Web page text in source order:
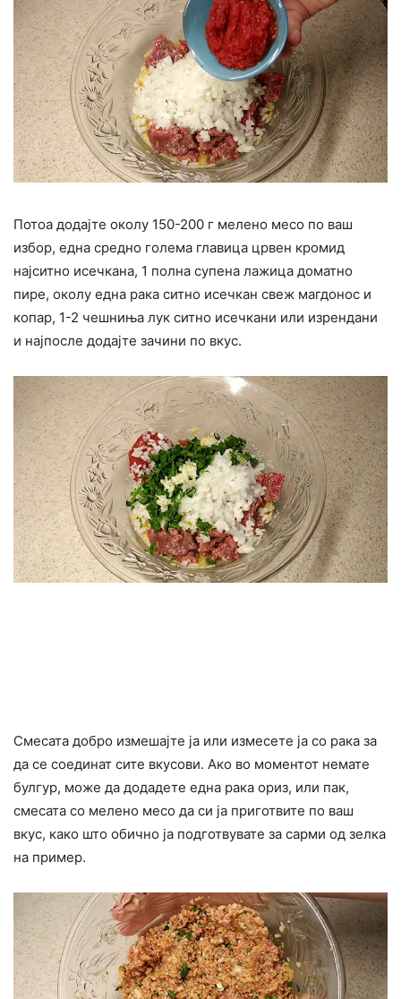
Потоа додајте околу 150-200 г мелено месо по ваш
избор, една средно голема главица црвен кромид
најситно исечкана, 1 полна супена лажица доматно
пире, околу една рака ситно исечкан свеж магдонос и
копар, 1-2 чешниња лук ситно исечкани или изрендани
и најпосле додајте зачини по вкус.
Смесата добро измешајте ја или измесете ја со рака за
да се соединат сите вкусови. Ако во моментот немате
булгур, може да додадете една рака ориз, или пак,
смесата со мелено месо да си ја приготвите по ваш
вкус, како што обично ја подготвувате за сарми од зелка
на пример.